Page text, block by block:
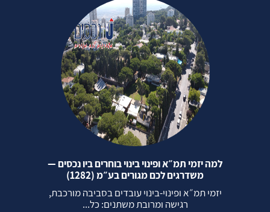
למה יזמי תמ״א ופינוי בינוי בוחרים ביו נכסים —
משדרגים לכם מגורים בע״מ (1282)
יזמי תמ״א ופינוי‑בינוי עובדים בסביבה מורכבת,
רגישה ומרובת משתנים: כל...